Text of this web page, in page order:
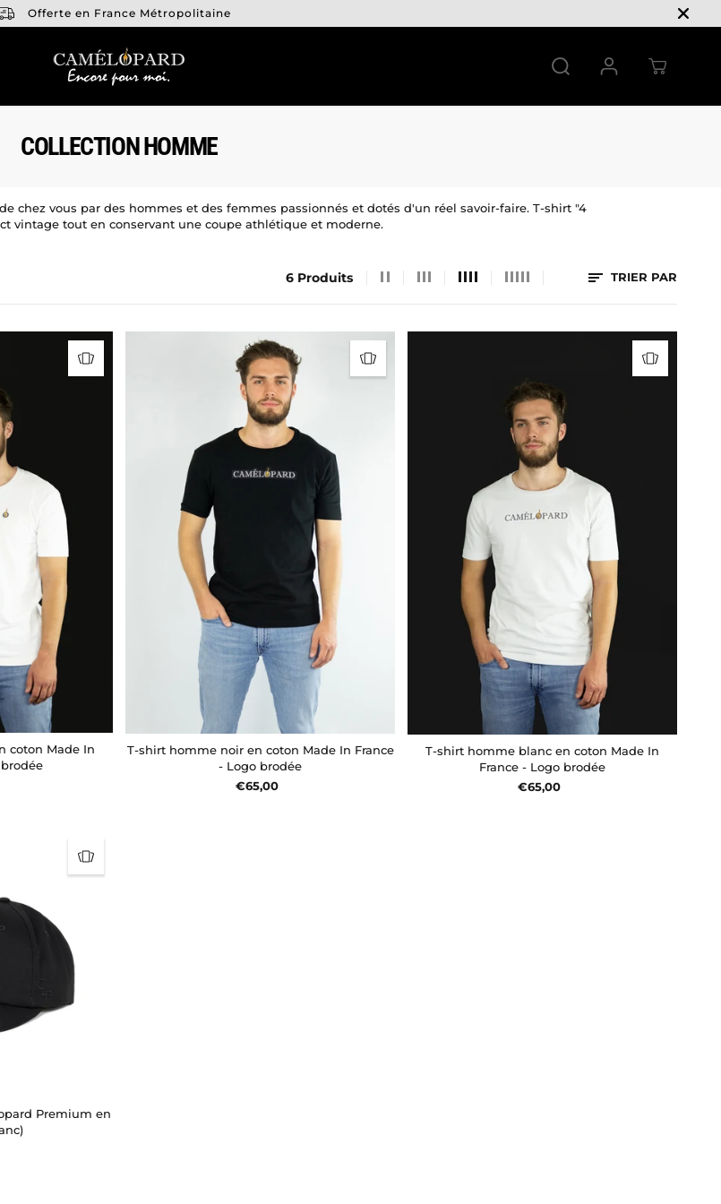
Offerte en France Métropolitaine
COLLECTION HOMME
chez vous par des hommes et des femmes passionnés et dotés d'un réel savoir-faire. T-shirt "4
vintage tout en conservant une coupe athlétique et moderne.
6 Produits TRIER PAR
coton Made In
T-shirt homme noir en coton Made In France
- Logo brodée
€65,00
T-shirt homme blanc en coton Made In
France - Logo brodée
€65,00
Premium en